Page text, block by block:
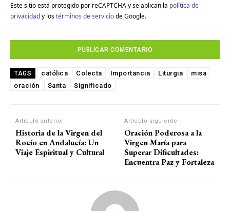
Este sitio está protegido por reCAPTCHA y se aplican la política de
privacidady los términos de serviciode Google.
TAGS católica Colecta Importancia Liturgia
misa
oración
Santa Significado
Artículo anterior
Historia de la Virgen del
Rocío en Andalucía: Un
Viaje Espiritual y Cultural
Artículo siguiente
Oración Poderosa a la
Virgen María para
Superar Dificultades:
Encuentra Paz y Fortaleza